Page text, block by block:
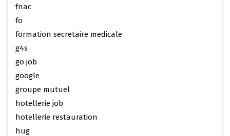
fnac
fo
formation secretaire medicale
g4s
go job
google
groupe mutuel
hotellerie job
hotellerie restauration
hug